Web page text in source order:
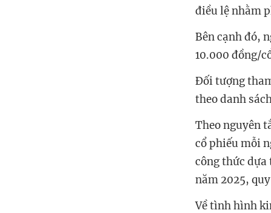
điều lệ nhằm
Bên cạnh đó,
10.000 đồng/
Đối tượng
theo danh
Theo nguyên
cổ phiếu mỗi
công thức dựa
năm 2025,
Về tình hình